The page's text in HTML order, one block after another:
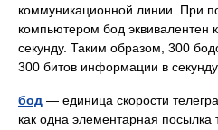
коммуникационной линии. При
компьютером бод эквивалентен
секунду. Таким образом, 300
300 битов информации в
бод — единица скорости
как одна элементарная